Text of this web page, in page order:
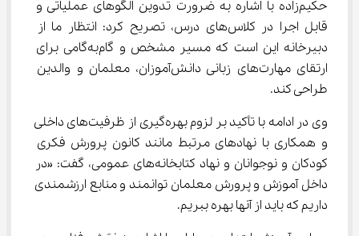
حکیم‌زاده با اشاره به ضرورت تدوین الگوهای عملیاتی و
قابل اجرا در کلاس‌های درس، تصریح کرد: انتظار ما از
دبیرخانه این است که مسیر مشخص و گام‌به‌گامی برای
ارتقای مهارت‌های زبانی دانش‌آموزان، معلمان و والدین
طراحی کند.
وی در ادامه با تأکید بر لزوم بهره‌گیری از ظرفیت‌های داخلی
و همکاری با نهادهای مرتبط مانند کانون پرورش فکری
کودکان و نوجوانان و نهاد کتابخانه‌های عمومی، گفت: «در
داخل آموزش و پرورش معلمان توانمند و منابع ارزشمندی
داریم که باید از آنها بهره ببریم.